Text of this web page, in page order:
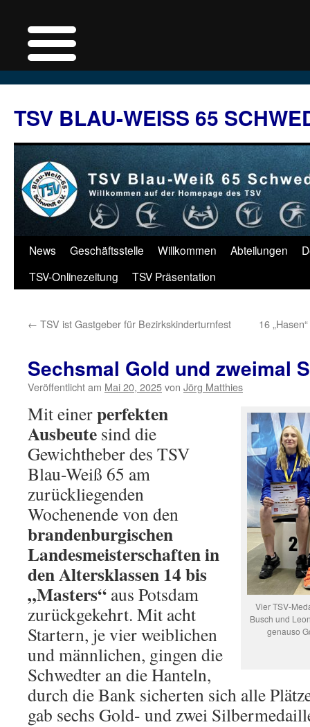
springen
TSV BLAU-WEISS 65
News Geschäftsstelle Willkommen Abteilungen
TSV-Onlinezeitung
TSV Präsentation
← TSV ist Gastgeber für Bezirkskinderturnfest 16
Sechsmal Gold und zweimal
Veröffentlicht am Mai 20, 2025von Jörg Matthies
Vier TSV-
Busch und
genauso
Mit einerperfekten
Ausbeute sind die
Gewichtheber des TSV
Blau-Weiß 65 am
zurückliegenden
Wochenende von den
brandenburgischen
Landesmeisterschaften in
den Altersklassen 14 bis
„Masters“ aus Potsdam
zurückgekehrt. Mit acht
Startern, je vier weiblichen
und männlichen, gingen die
Schwedter an die Hanteln,
durch die Bank sicherten sich alle
gab sechs Gold- und zwei